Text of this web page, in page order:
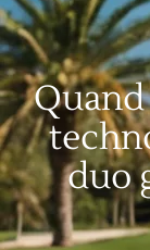
duo